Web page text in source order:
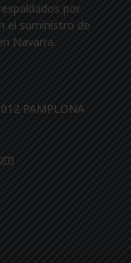
por
el suministro de
Navarra.
PAMPLONA